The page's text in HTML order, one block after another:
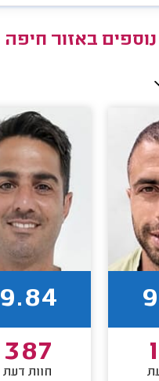
נוספים באזור חיפה
9.84
387
חוות דעת